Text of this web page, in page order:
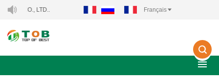
CO., LTD.. Français